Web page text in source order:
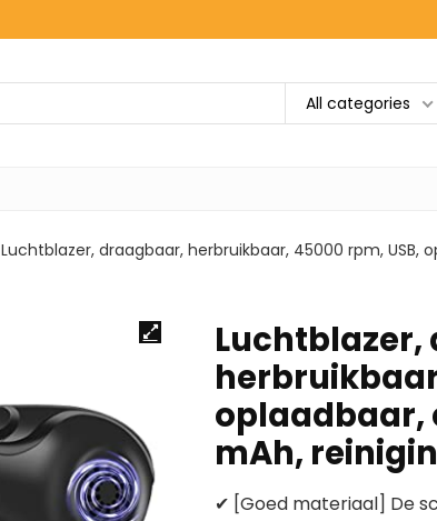
All categories
Luchtblazer, draagbaar, herbruikbaar, 45000 rpm,
oplaadbaar,
mAh,
✔ [Goed materiaal] De